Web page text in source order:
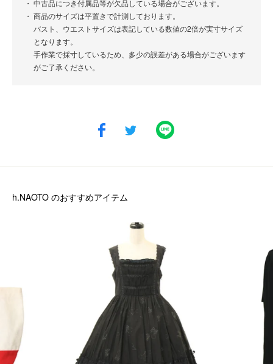
中古品につき付属品等が欠品している場合がございます。
商品のサイズは平置きで計測しております。
バスト、ウエストサイズは表記している数値の2倍が実寸サイズ
となります。
手作業で採寸しているため、多少の誤差がある場合がございます
がご了承ください。
h.NAOTO のおすすめアイテム